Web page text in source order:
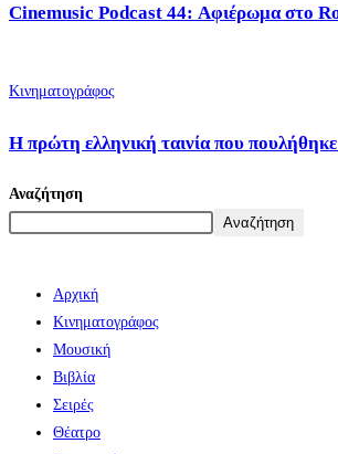
Cinemusic Podcast 44: Αφιέρωμα στο
Κινηματογράφος
Η πρώτη ελληνική ταινία που
Αναζήτηση
Αναζήτηση
Αρχική
Κινηματογράφος
Μουσική
Βιβλία
Σειρές
Θέατρο